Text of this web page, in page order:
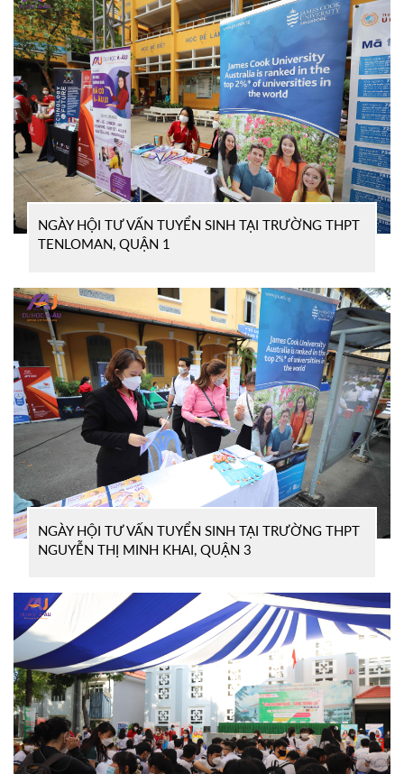
NGÀY HỘI TƯ VẤN TUYỂN SINH TẠI TRƯỜNG THPT
TENLOMAN, QUẬN 1
NGÀY HỘI TƯ VẤN TUYỂN SINH TẠI TRƯỜNG THPT
NGUYỄN THỊ MINH KHAI, QUẬN 3